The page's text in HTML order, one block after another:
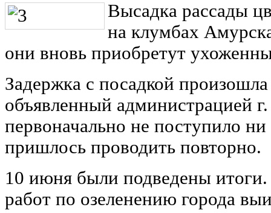
Высадка рассады
на клумбах
они вновь приобретут
Задержка с посадкой
объявленный администрацией
первоначально не поступило ни
пришлось проводить повторно.
10 июня были подведены
работ по озеленению города